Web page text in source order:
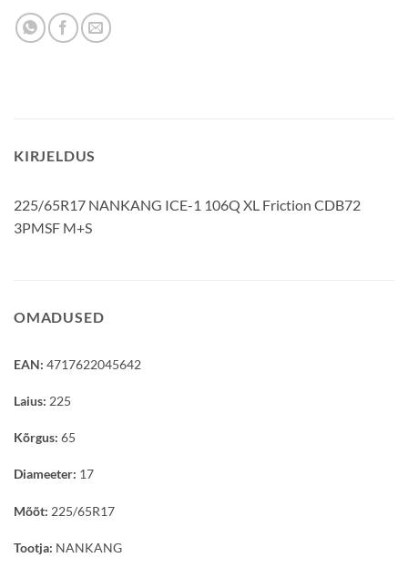
KIRJELDUS
225/65R17 NANKANG ICE-1 106Q XL Friction CDB72
3PMSF M+S
OMADUSED
EAN: 4717622045642
Laius: 225
Kõrgus: 65
Diameeter: 17
Mõõt: 225/65R17
Tootja: NANKANG